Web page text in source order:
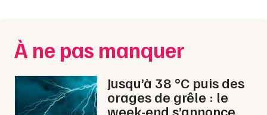
Concerts
Sports
Soirées
Nice
Paris
Strasbourg
À ne pas manquer
Jusqu’à 38 °C puis des
orages de grêle : le
week-end s’annonce